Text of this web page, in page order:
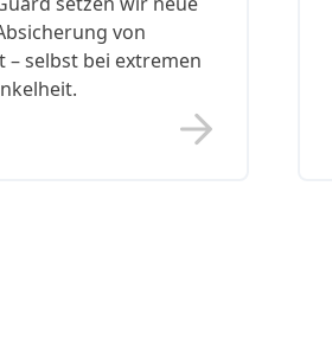
von
– selbst bei extremen